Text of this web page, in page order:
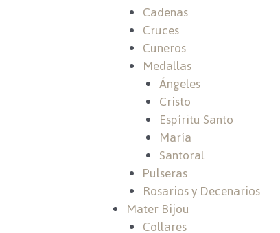
Cadenas
Cruces
Cuneros
Medallas
Ángeles
Cristo
Espíritu Santo
María
Santoral
Pulseras
Rosarios y Decenarios
Mater Bijou
Collares